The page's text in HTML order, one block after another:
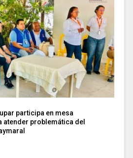
participa en mesa
problemática del